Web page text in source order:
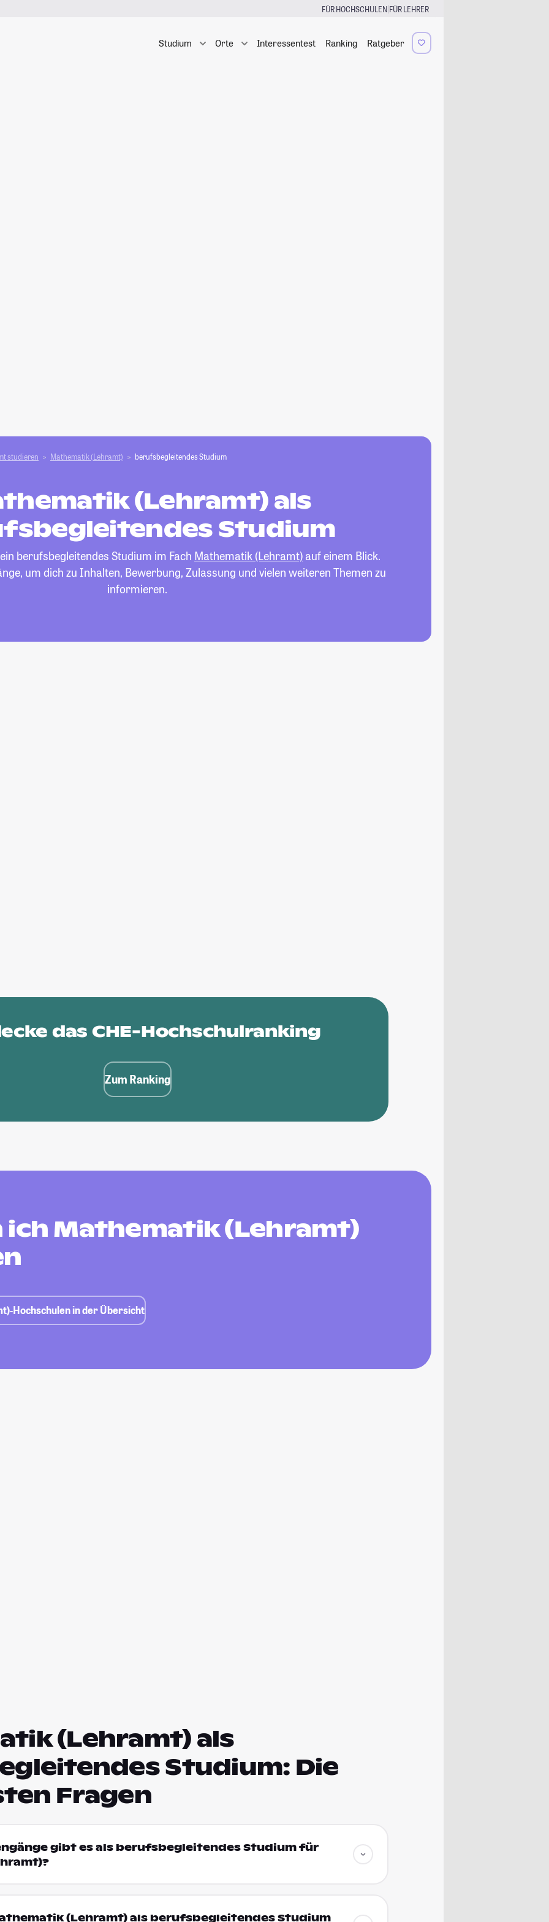
FÜR HOCHSCHULEN|FÜR LEHRER
Studium Orte Interessentest Ranking Ratgeber
studieren Mathematik (Lehramt) berufsbegleitendes Studium
(Lehramt) als
Studium
berufsbegleitendes Studium im Fach Mathematik (Lehramt) auf einem Blick.
um dich zu Inhalten, Bewerbung, Zulassung und vielen weiteren Themen zu
informieren.
das CHE-Hochschulranking
Zum Ranking
ich Mathematik (Lehramt)
Hochschulen in der Übersicht
(Lehramt) als
Studium: Die
Fragen
gibt es als berufsbegleitendes Studium für
(Lehramt) als berufsbegleitendes Studium